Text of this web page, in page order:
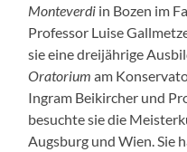
Monteverdi in Bozen im
Professor Luise
sie eine dreijährige
Oratorium am
Ingram Beikircher und
besuchte sie die
Augsburg und Wien. Sie